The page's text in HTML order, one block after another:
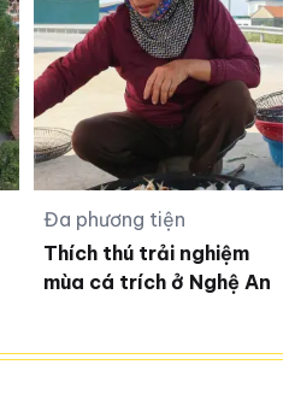
Đa phương tiện
Thích thú trải nghiệm
mùa cá trích ở Nghệ An